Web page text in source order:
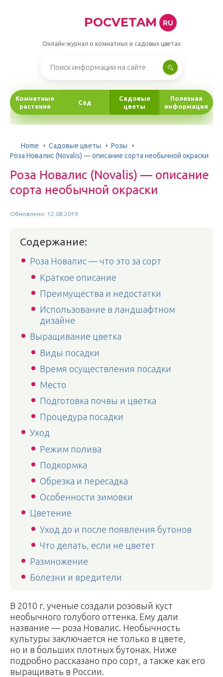
POCVETAM RU
Онлайн-журнал о комнатных и садовых цветах
Комнатные
растения
Сад
Садовые
цветы
Полезная
информация
Home Садовые цветы
Розы
Роза Новалис (Novalis) — описание сорта необычной окраски
Роза Новалис (Novalis) — описание
сорта необычной окраски
Обновлено: 12.08.2019
Содержание:
Роза Новалис — что это за сорт
Краткое описание
Преимущества и недостатки
Использование в ландшафтном
дизайне
Выращивание цветка
Виды посадки
Время осуществления посадки
Место
Подготовка почвы и цветка
Процедура посадки
Уход
Режим полива
Подкормка
Обрезка и пересадка
Особенности зимовки
Цветение
Уход до и после появления бутонов
Что делать, если не цветет
Размножение
Болезни и вредители
В 2010 г. ученые создали розовый куст
необычного голубого оттенка. Ему дали
название — роза Новалис. Необычность
культуры заключается не только в цвете,
но и в больших плотных бутонах. Ниже
подробно рассказано про сорт, а также как его
выращивать в России.